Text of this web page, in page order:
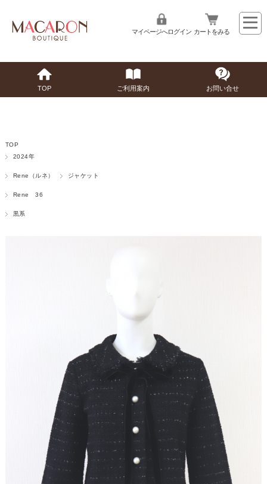
マイページへログイン カートをみる
TOP ご利用案内 お問い合せ
TOP
2024年
Rene（ルネ） ジャケット
Rene 36
黒系